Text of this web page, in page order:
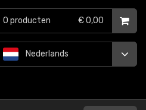
Nederlands
0 producten € 0,00